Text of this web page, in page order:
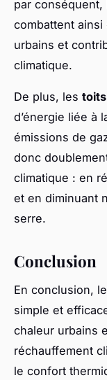
par conséquent,
combattent
urbains et
climatique.
De plus, les
d’énergie liée à
émissions de
donc
climatique : en
et en diminuant
serre.
Conclusion
En conclusion,
simple et
chaleur urbains
réchauffement
le confort